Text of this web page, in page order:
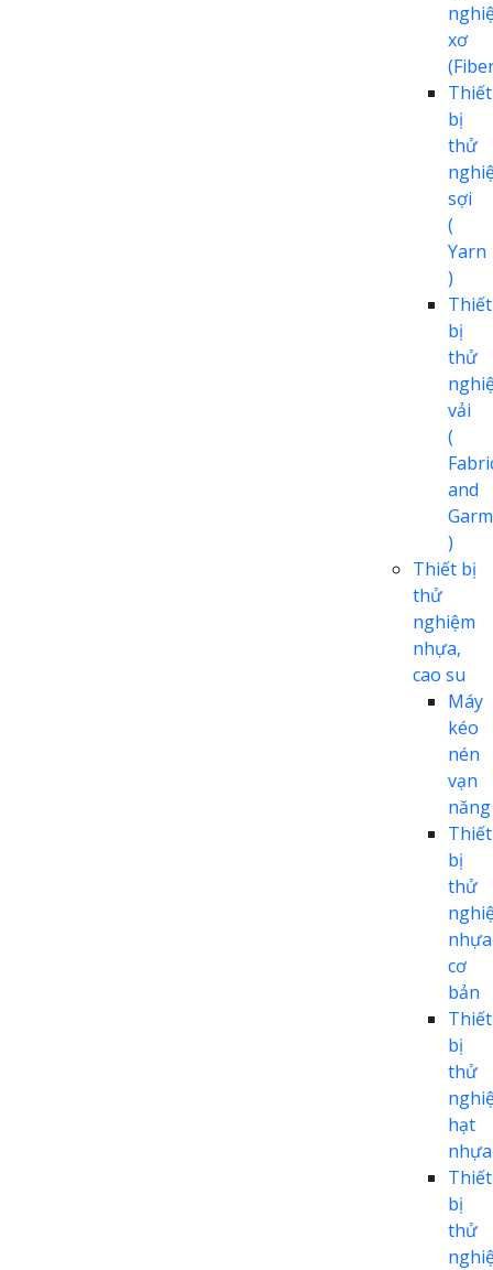
xơ
Thiết
bị
thử
sợi
(
Yarn
)
Thiết
bị
thử
vải
(
and
)
Thiết bị
thử
nghiệm
nhựa,
cao su
Máy
kéo
nén
vạn
năng
Thiết
bị
thử
nhựa
cơ
bản
Thiết
bị
thử
hạt
nhựa
Thiết
bị
thử